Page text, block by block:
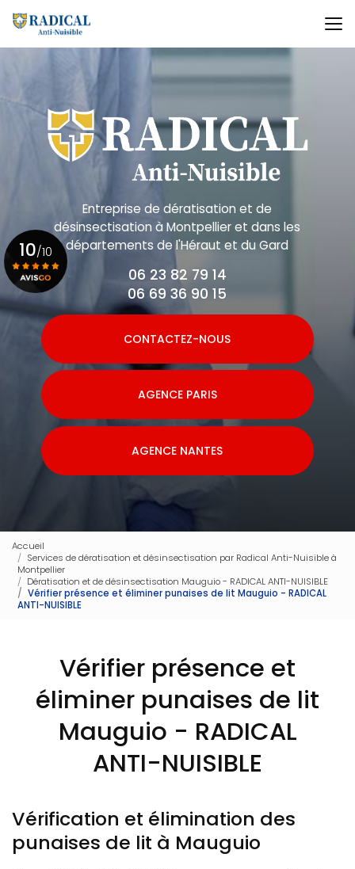
au
contenu
principal
Entreprise de dératisation et de
désinsectisationà Montpellier et dans les
départements de l'Héraut et du Gard
06 23 82 79 14
06 69 36 90 15
CONTACTEZ-NOUS
AGENCE PARIS
AGENCE NANTES
10/10
Voir le certificat
Accueil
Services de dératisation et désinsectisation par Radical Anti-Nuisible à
Montpellier
Dératisation et de désinsectisation Mauguio - RADICAL ANTI-NUISIBLE
Vérifier présence et éliminer punaises de lit Mauguio - RADICAL
ANTI-NUISIBLE
Vérifier présence et
éliminer punaises de lit
Mauguio - RADICAL
ANTI-NUISIBLE
Vérification et élimination des
punaises de lit à Mauguio